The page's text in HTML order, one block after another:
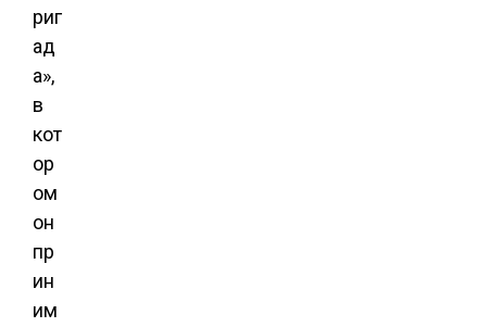
риг
ад
а»,
в
кот
ор
ом
он
пр
ин
им